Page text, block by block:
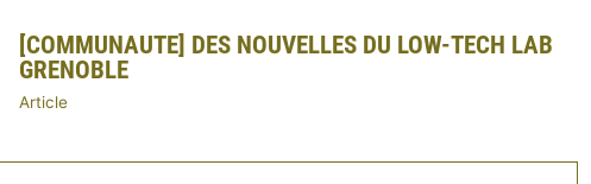
[COMMUNAUTE] DES NOUVELLES DU LOW-TECH LAB
GRENOBLE
Article